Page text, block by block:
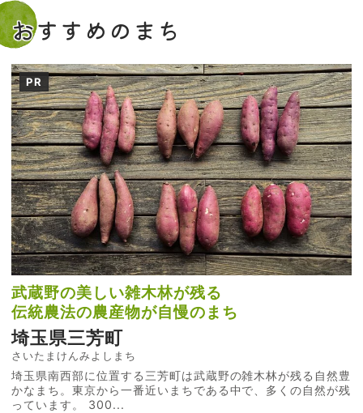
おすすめのまち
PR
武蔵野の美しい雑木林が残る
伝統農法の農産物が自慢のまち
埼玉県三芳町
さいたまけんみよしまち
埼玉県南西部に位置する三芳町は武蔵野の雑木林が残る自然豊
かなまち。東京から一番近いまちである中で、多くの自然が残
っています。 300...